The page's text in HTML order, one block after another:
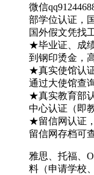
微信
部学位认证，
国外假文凭找
★毕业证、成
到钢印烫金，
★真实使馆认
通过大使馆查
★真实教育部
中心认证（即
★留信网认证
留信网存档可
雅思、托福、
料（申请学校